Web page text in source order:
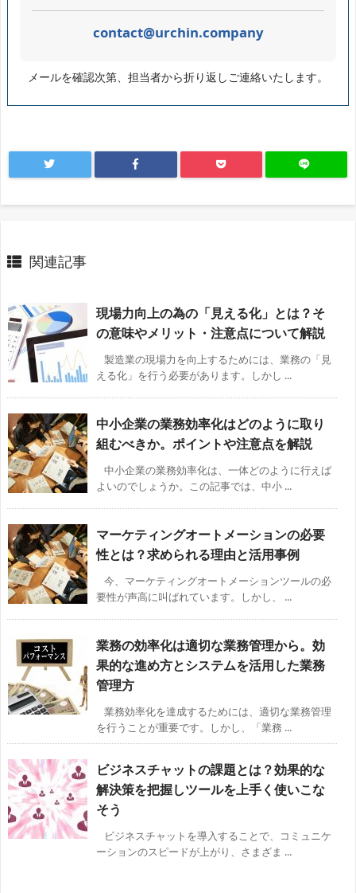
contact@urchin.company
メールを確認次第、担当者から折り返しご連絡いたします。
関連記事
現場力向上の為の「見える化」とは？そ
の意味やメリット・注意点について解説
製造業の現場力を向上するためには、業務の「見
える化」を行う必要があります。しかし ...
中小企業の業務効率化はどのように取り
組むべきか。ポイントや注意点を解説
中小企業の業務効率化は、一体どのように行えば
よいのでしょうか。この記事では、中小 ...
マーケティングオートメーションの必要
性とは？求められる理由と活用事例
今、マーケティングオートメーションツールの必
要性が声高に叫ばれています。しかし、 ...
業務の効率化は適切な業務管理から。効
果的な進め方とシステムを活用した業務
管理方
業務効率化を達成するためには、適切な業務管理
を行うことが重要です。しかし、「業務 ...
ビジネスチャットの課題とは？効果的な
解決策を把握しツールを上手く使いこな
そう
ビジネスチャットを導入することで、コミュニケ
ーションのスピードが上がり、さまざま ...